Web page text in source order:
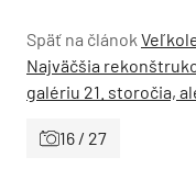
Späť na článok
Najväčšia
galériu 21. storočia,
16 / 27